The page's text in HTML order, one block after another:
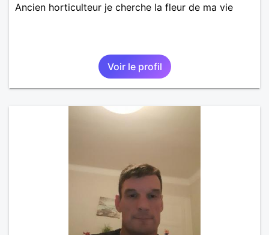
Ancien horticulteur je cherche la fleur de ma vie
Voir le profil